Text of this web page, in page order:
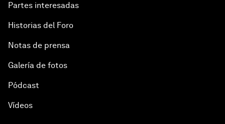
Partes interesadas
Historias del Foro
Notas de prensa
Galería de fotos
Pódcast
Vídeos